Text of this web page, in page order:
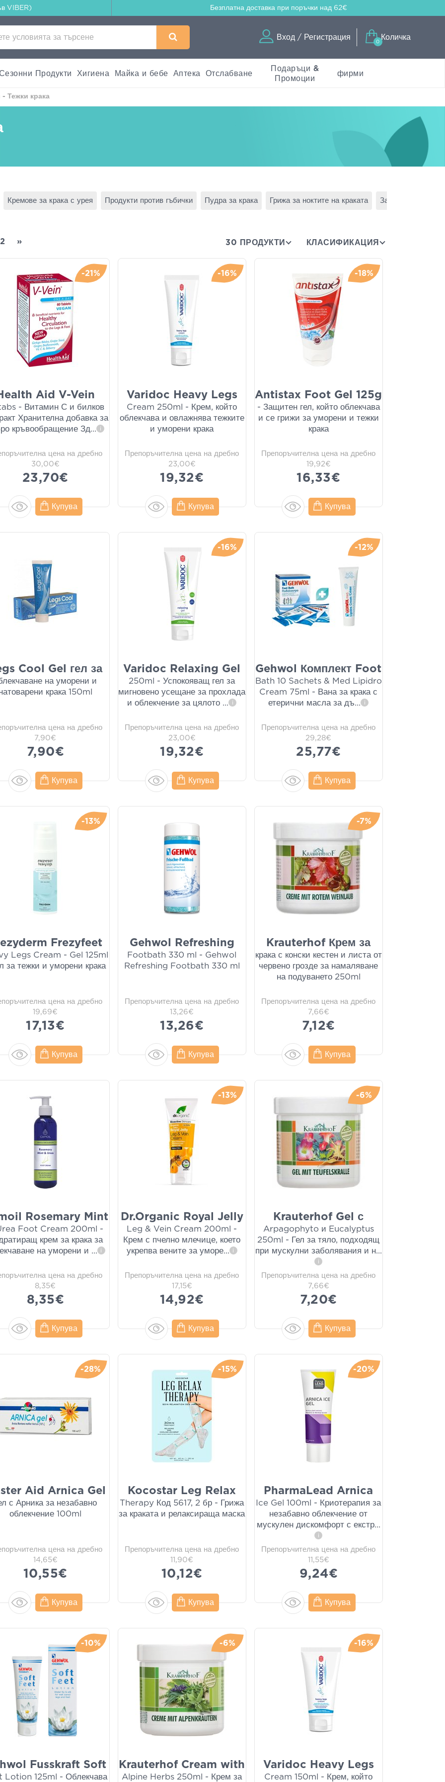
VIBER) Безплатна доставка при поръчки над 62€
Вход / Регистрация
0
Количка
Продукти Хигиена Майка и бебе Аптека Отслабване
Подаръци &
Промоции
фирми
- Тежки крака
Кремове за крака с урея Продукти против гъбички Пудра за крака Грижа за ноктите на краката Защитни лепенки
2 » 30 ПРОДУКТИ КЛАСИФИКАЦИЯ
-21%
Aid V-Vein
- Витамин С и билков
Хранителна добавка за
кръвообращение Зд... i
цена на дребно
30,00€
23,70€
Купува
-16%
Varidoc Heavy Legs
Cream 250ml - Крем, който
облекчава и овлажнява тежките
и уморени крака
Препоръчителна цена на дребно
23,00€
19,32€
Купува
-18%
Antistax Foot Gel 125g
- Защитен гел, който облекчава
и се грижи за уморени и тежки
крака
Препоръчителна цена на дребно
19,92€
16,33€
Купува
Cool Gel гел за
на уморени и
крака 150ml
цена на дребно
7,90€
7,90€
Купува
-16%
Varidoc Relaxing Gel
250ml - Успокояващ гел за
мигновено усещане за прохлада
и облекчение за цялото ... i
Препоръчителна цена на дребно
23,00€
19,32€
Купува
-12%
Gehwol Комплект Foot
Bath 10 Sachets & Med Lipidro
Cream 75ml - Вана за крака с
етерични масла за дъ... i
Препоръчителна цена на дребно
29,28€
25,77€
Купува
-13%
Frezyfeet
Legs Cream - Gel 125ml
за тежки и уморени крака
цена на дребно
19,69€
17,13€
Купува
Gehwol Refreshing
Footbath 330 ml - Gehwol
Refreshing Footbath 330 ml
Препоръчителна цена на дребно
13,26€
13,26€
Купува
-7%
Krauterhof Крем за
крака с конски кестен и листа от
червено грозде за намаляване
на подуването 250ml
Препоръчителна цена на дребно
7,66€
7,12€
Купува
Rosemary Mint
Foot Cream 200ml -
крем за крака за
на уморени и ... i
цена на дребно
8,35€
8,35€
Купува
-13%
Dr.Organic Royal Jelly
Leg & Vein Cream 200ml -
Крем с пчелно млечице, което
укрепва вените за уморе... i
Препоръчителна цена на дребно
17,15€
14,92€
Купува
-6%
Krauterhof Gel с
Arpagophyto и Eucalyptus
250ml - Гел за тяло, подходящ
при мускулни заболявания и н...
i
Препоръчителна цена на дребно
7,66€
7,20€
Купува
-28%
Aid Arnica Gel
с Арника за незабавно
облекчение 100ml
цена на дребно
14,65€
10,55€
Купува
-15%
Kocostar Leg Relax
Therapy Код 5617, 2 бр - Грижа
за краката и релаксираща маска
Препоръчителна цена на дребно
11,90€
10,12€
Купува
-20%
PharmaLead Arnica
Ice Gel 100ml - Криотерапия за
незабавно облекчение от
мускулен дискомфорт с екстр...
i
Препоръчителна цена на дребно
11,55€
9,24€
Купува
-10%
Fusskraft Soft
Lotion 125ml - Облекчава
-6%
Krauterhof Cream with
Alpine Herbs 250ml - Крем за
-16%
Varidoc Heavy Legs
Cream 150ml - Крем, който